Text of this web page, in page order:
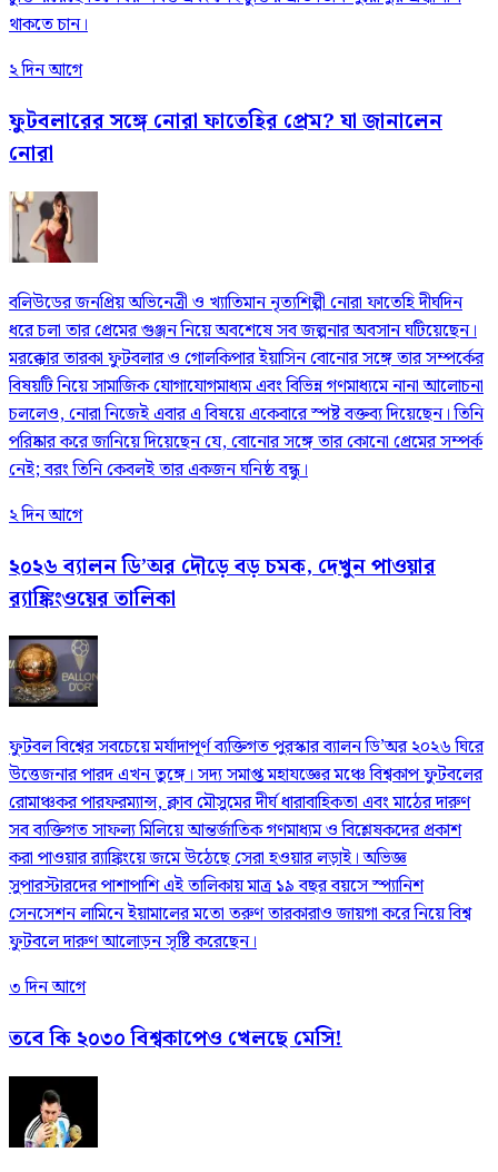
থাকতে চান।
২ দিন আগে
ফুটবলারের সঙ্গে নোরা ফাতেহির প্রেম? যা জানালেন
নোরা
বলিউডের জনপ্রিয় অভিনেত্রী ও খ্যাতিমান নৃত্যশিল্পী নোরা ফাতেহি দীর্ঘদিন
ধরে চলা তার প্রেমের গুঞ্জন নিয়ে অবশেষে সব জল্পনার অবসান ঘটিয়েছেন।
মরক্কোর তারকা ফুটবলার ও গোলকিপার ইয়াসিন বোনোর সঙ্গে তার সম্পর্কের
বিষয়টি নিয়ে সামাজিক যোগাযোগমাধ্যম এবং বিভিন্ন গণমাধ্যমে নানা আলোচনা
চললেও, নোরা নিজেই এবার এ বিষয়ে একেবারে স্পষ্ট বক্তব্য দিয়েছেন। তিনি
পরিষ্কার করে জানিয়ে দিয়েছেন যে, বোনোর সঙ্গে তার কোনো প্রেমের সম্পর্ক
নেই; বরং তিনি কেবলই তার একজন ঘনিষ্ঠ বন্ধু।
২ দিন আগে
২০২৬ ব্যালন ডি’অর দৌড়ে বড় চমক, দেখুন পাওয়ার
র‍্যাঙ্কিংওয়ের তালিকা
ফুটবল বিশ্বের সবচেয়ে মর্যাদাপূর্ণ ব্যক্তিগত পুরস্কার ব্যালন ডি’অর ২০২৬ ঘিরে
উত্তেজনার পারদ এখন তুঙ্গে। সদ্য সমাপ্ত মহাযজ্ঞের মঞ্চে বিশ্বকাপ ফুটবলের
রোমাঞ্চকর পারফরম্যান্স, ক্লাব মৌসুমের দীর্ঘ ধারাবাহিকতা এবং মাঠের দারুণ
সব ব্যক্তিগত সাফল্য মিলিয়ে আন্তর্জাতিক গণমাধ্যম ও বিশ্লেষকদের প্রকাশ
করা পাওয়ার র‍্যাঙ্কিংয়ে জমে উঠেছে সেরা হওয়ার লড়াই। অভিজ্ঞ
সুপারস্টারদের পাশাপাশি এই তালিকায় মাত্র ১৯ বছর বয়সে স্প্যানিশ
সেনসেশন লামিনে ইয়ামালের মতো তরুণ তারকারাও জায়গা করে নিয়ে বিশ্ব
ফুটবলে দারুণ আলোড়ন সৃষ্টি করেছেন।
৩ দিন আগে
তবে কি ২০৩০ বিশ্বকাপেও খেলছে মেসি!